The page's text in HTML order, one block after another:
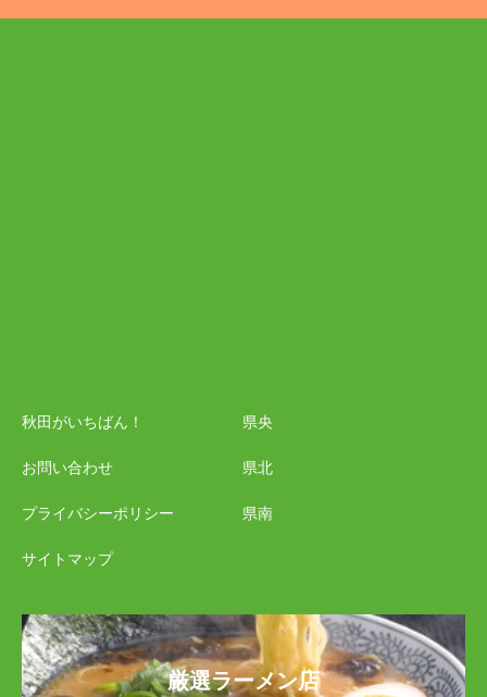
秋田がいちばん！
お問い合わせ
プライバシーポリシー
サイトマップ
県央
県北
県南
厳選ラーメン店